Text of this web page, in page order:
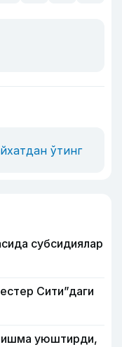
ўтинг
субсидиялар
Сити”даги
уюштирди,